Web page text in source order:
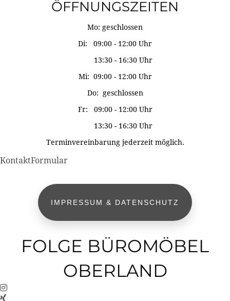
ÖFFNUNGSZEITEN
Mo: geschlossen
Di: 09:00 - 12:00 Uhr
13:30 - 16:30 Uhr
Mi: 09:00 - 12:00 Uhr
Do: geschlossen
Fr: 09:00 - 12:00 Uhr
13:30 - 16:30 Uhr
Terminvereinbarung jederzeit möglich.
KontaktFormular
IMPRESSUM & DATENSCHUTZ
FOLGE BÜROMÖBEL
OBERLAND